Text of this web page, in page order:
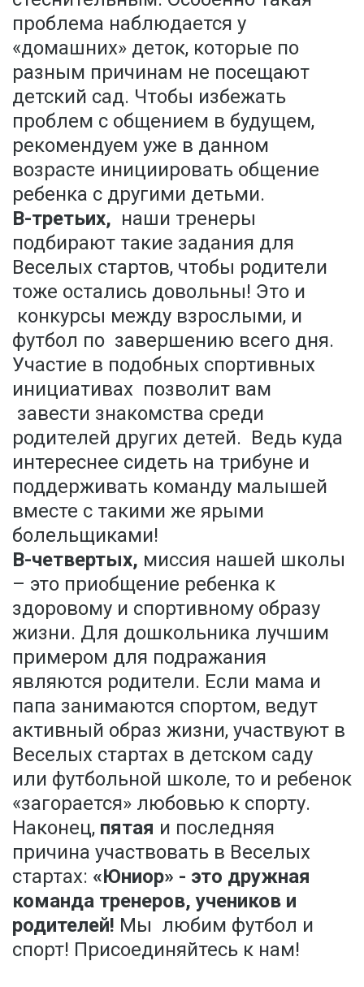
проблема наблюдается у
«домашних» деток, которые по
разным причинам не посещают
детский сад. Чтобы избежать
проблем с общением в будущем,
рекомендуем уже в данном
возрасте инициировать общение
ребенка с другими детьми.
В-третьих, наши тренеры
подбирают такие задания для
Веселых стартов, чтобы родители
тоже остались довольны! Это и
конкурсы между взрослыми, и
футбол по завершению всего дня.
Участие в подобных спортивных
инициативах позволит вам
завести знакомства среди
родителей других детей. Ведь куда
интереснее сидеть на трибуне и
поддерживать команду малышей
вместе с такими же ярыми
болельщиками!
В-четвертых, миссия нашей школы
– это приобщение ребенка к
здоровому и спортивному образу
жизни. Для дошкольника лучшим
примером для подражания
являются родители. Если мама и
папа занимаются спортом, ведут
активный образ жизни, участвуют в
Веселых стартах в детском саду
или футбольной школе, то и ребенок
«загорается» любовью к спорту.
Наконец, пятая и последняя
причина участвовать в Веселых
стартах: «Юниор» - это дружная
команда тренеров, учеников и
родителей! Мы любим футбол и
спорт! Присоединяйтесь к нам!